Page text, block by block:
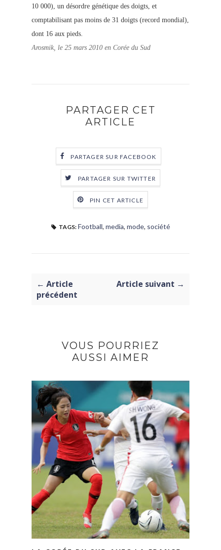
10 000), un désordre génétique des doigts, et
comptabilisant pas moins de 31 doigts (record mondial),
dont 16 aux pieds.
Arosmik, le 25 mars 2010 en Corée du Sud
PARTAGER CET
ARTICLE
PARTAGER SUR FACEBOOK
PARTAGER SUR TWITTER
PIN CET ARTICLE
TAGS: Football, media, mode, société
← Article
précédent
Article suivant →
VOUS POURRIEZ
AUSSI AIMER